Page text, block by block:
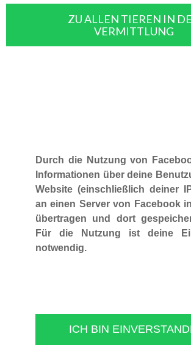
ZU ALLEN TIEREN IN
VERMITTLUNG